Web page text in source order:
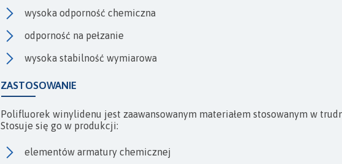
wysoka stabilność wymiarowa
odporność na pełzanie
wysoka odporność chemiczna
ZASTOSOWANIE
elementów armatury chemicznej
Polifluorek winylidenu jest zaawansowanym materiałem stosowanym w
Stosuje się go w produkcji: